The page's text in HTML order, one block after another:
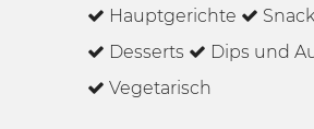
Hauptgerichte
Desserts
Dips und
Vegetarisch